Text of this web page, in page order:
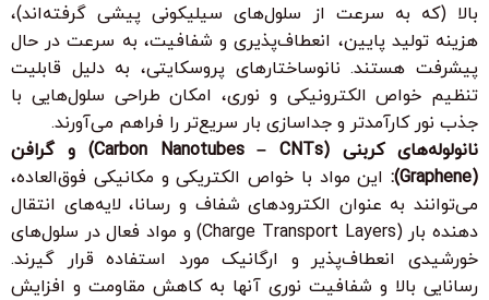
بالا (که به سرعت از سلول‌های سیلیکونی پیشی گرفته‌اند)،
هزینه تولید پایین، انعطاف‌پذیری و شفافیت، به سرعت در حال
پیشرفت هستند. نانوساختارهای پروسکایتی، به دلیل قابلیت
تنظیم خواص الکترونیکی و نوری، امکان طراحی سلول‌هایی با
جذب نور کارآمدتر و جداسازی بار سریع‌تر را فراهم می‌آورند.
نانولوله‌های کربنی (Carbon Nanotubes – CNTs) و گرافن
(Graphene):
این مواد با خواص الکتریکی و مکانیکی فوق‌العاده،
می‌توانند به عنوان الکترودهای شفاف و رسانا، لایه‌های انتقال
دهنده بار (Charge Transport Layers) و مواد فعال در سلول‌های
خورشیدی انعطاف‌پذیر و ارگانیک مورد استفاده قرار گیرند.
رسانایی بالا و شفافیت نوری آنها به کاهش مقاومت و افزایش